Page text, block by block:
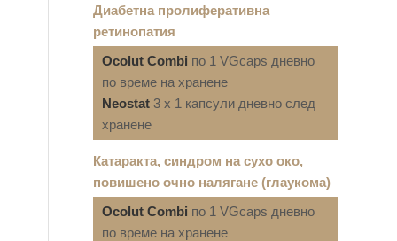
Диабетна пролиферативна
ретинопатия
Ocolut Combi по 1 VGcaps дневно
по време на хранене
Neostat 3 x 1 капсули дневно след
хранене
Катаракта, синдром на сухо око,
повишено очно налягане (глаукома)
Ocolut Combi по 1 VGcaps дневно
по време на хранене